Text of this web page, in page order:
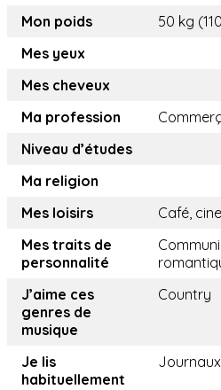
Mon poids
50 kg
Mes yeux
Mes cheveux
Ma profession
Niveau d’études
Ma religion
Mes loisirs
Café,
Mes traits de
personnalité
J’aime ces
genres de
musique
Country
Je lis
habituellement